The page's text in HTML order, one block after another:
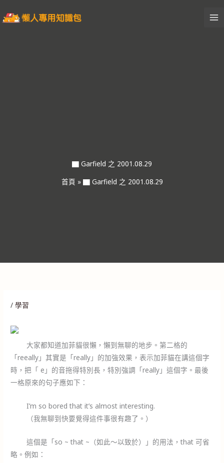
至
▇ Garfield 之 2001.08.29
首頁 » ▇ Garfield 之 2001.08.29
/學習
大家都知道加菲貓很懶，懶到無聊的地步。第二格的
「reeally」其實是「really」的加強效果，表示加菲貓在講這個字
時，把「 e」的音拖得特別長，特別強調「really」這個字。最後
一格原來的句子應如下：
I’m so bored that it’s almost interesting.
（我無聊到快要覺得這件事很有趣了。）
這個是「so ~ that ~（如此～以致於）」的用法，that 可省
略。例如：